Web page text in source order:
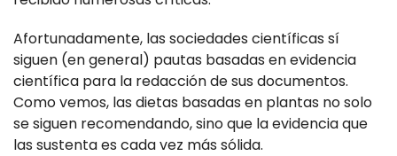
Afortunadamente, las sociedades científicas sí
siguen (en general) pautas basadas en evidencia
científica para la redacción de sus documentos.
Como vemos, las dietas basadas en plantas no solo
se siguen recomendando, sino que la evidencia que
las sustenta es cada vez más sólida.